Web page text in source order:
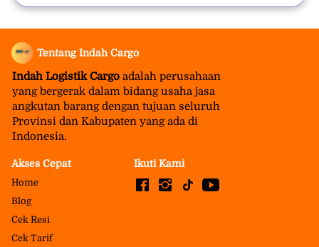
Tentang Indah Cargo
Indah Logistik Cargo adalah perusahaan
yang bergerak dalam bidang usaha jasa
angkutan barang dengan tujuan seluruh
Provinsi dan Kabupaten yang ada di
Indonesia.
Akses Cepat
Home
Blog
Cek Resi
Cek Tarif
Ikuti Kami